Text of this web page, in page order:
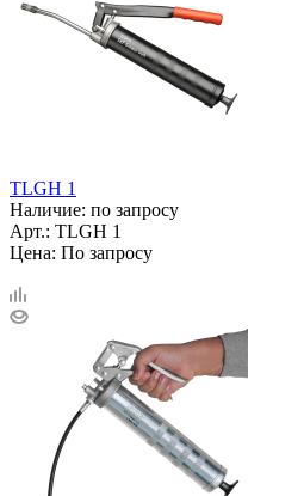
TLGH 1
Наличие: по запросу
Арт.: TLGH 1
Цена: По запросу